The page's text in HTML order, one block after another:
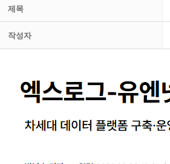
제목
작성자